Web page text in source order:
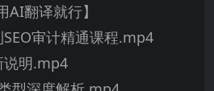
翻译就行】
审计精通课程.mp4
明.mp4